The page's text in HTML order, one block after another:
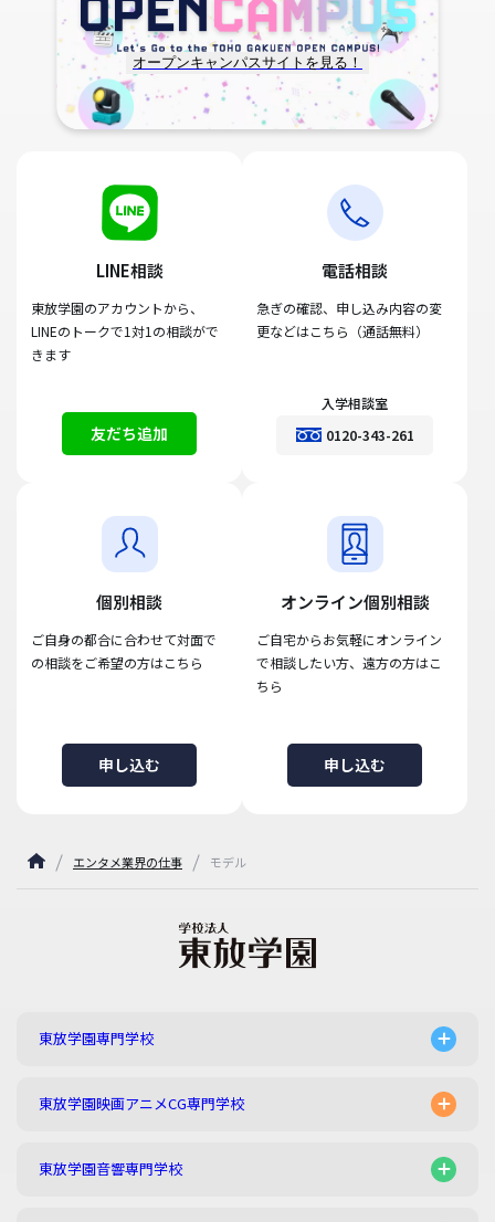
オープンキャンパスサイトを見る！
LINE相談
東放学園のアカウントから、
LINEのトークで1対1の相談がで
きます
友だち追加
電話相談
急ぎの確認、申し込み内容の変
更などはこちら（通話無料）
入学相談室
0120-343-261
個別相談
ご自身の都合に合わせて対面で
の相談をご希望の方はこちら
申し込む
オンライン個別相談
ご自宅からお気軽にオンライン
で相談したい方、遠方の方はこ
ちら
申し込む
エンタメ業界の仕事 モデル
東放学園専門学校
東放学園映画アニメCG専門学校
東放学園音響専門学校